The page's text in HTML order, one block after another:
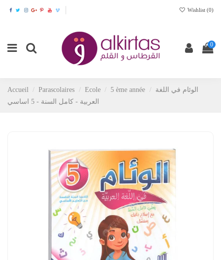
Wishlist (0)
0
Accueil Parascolaires Ecole 5 ème année
الوئام في اللغة
العربية - كامل السنة - 5 اساسي